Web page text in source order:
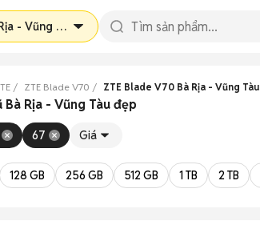
- Vũng Tàu
ZTE Blade V70 ZTE Blade V70 Bà Rịa - Vũng Tàu
Rịa - Vũng Tàu đẹp
67 Giá
128 GB 256 GB 512 GB 1 TB 2 TB